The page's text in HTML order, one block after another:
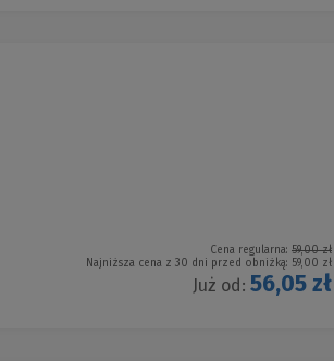
Cena regularna: 59,00 zł
Najniższa cena z 30 dni przed obniżką: 59,00 zł
Już od: 56,05 zł